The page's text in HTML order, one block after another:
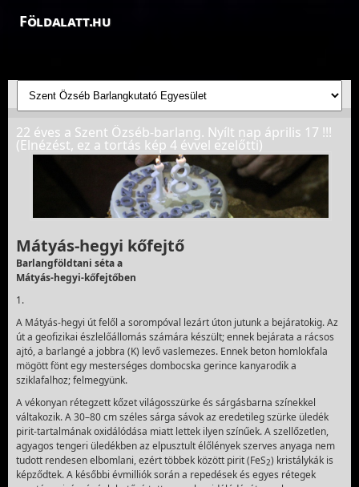
Földalatt.hu
Felfedezések a föld alatt - feltáró barlangkutatások
22 éves a Szent Özséb-barlang. Nyílt nap április 17 !!!
(Elnézést, ez a tortás kép 4 évvel ezelőtti)
Mátyás-hegyi kőfejtő
Barlangföldtani séta a
Mátyás-hegyi-kőfejtőben
1.
A Mátyás-hegyi út felől а sorompóval lezárt úton jutunk a bejáratokig. Az
út a geofizikai észlelőállomás számára készült; ennek bejárata a rácsos
ajtó, a barlangé a jobbra (K) levő vaslemezes. Ennek beton homlokfala
mögött fönt egy mesterséges dombocska gerince kanyarodik a
sziklafalhoz; felmegyünk.
A vékonyan rétegzett kőzet világosszürke és sárgásbarna színekkel
váltakozik. A 30–80 cm széles sárga sávok az eredetileg szürke üledék
pirit-tartalmának oxidálódása miatt lettek ilyen színűek. A szellőzetlen,
agyagos tengeri üledékben az elpusztult élőlények szerves anyaga nem
tudott rendesen elbomlani, ezért többek között pirit (FeS2) kristálykák is
képződtek. A későbbi évmilliók során a repedések és egyes rétegek